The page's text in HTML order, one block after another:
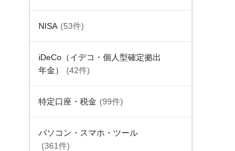
NISA (53件)
iDeCo（イデコ・個人型確定拠出
年金）
(42件)
特定口座・税金 (99件)
パソコン・スマホ・ツール
(361件)